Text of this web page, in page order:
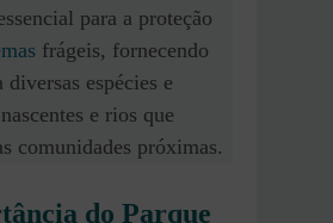
para a proteção
frágeis, fornecendo
espécies e
e rios que
comunidades próximas.
do Parque